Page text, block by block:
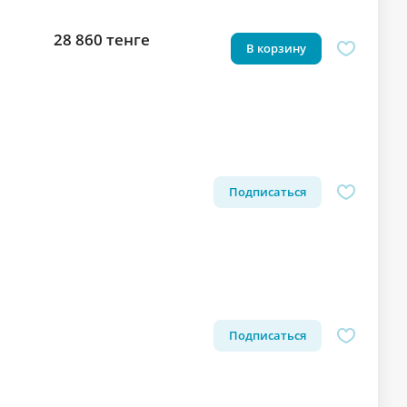
28 860 тенге В корзину
Подписаться
Подписаться